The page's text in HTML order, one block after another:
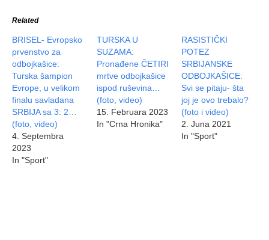
Related
BRISEL- Evropsko
prvenstvo za
odbojkašice:
Turska šampion
Evrope, u velikom
finalu savladana
SRBIJA sa 3: 2…
(foto, video)
4. Septembra
2023
In "Sport"
TURSKA U
SUZAMA:
Pronađene ČETIRI
mrtve odbojkašice
ispod ruševina…
(foto, video)
15. Februara 2023
In "Crna Hronika"
RASISTIČKI
POTEZ
SRBIJANSKE
ODBOJKAŠICE:
Svi se pitaju- šta
joj je ovo trebalo?
(foto i video)
2. Juna 2021
In "Sport"